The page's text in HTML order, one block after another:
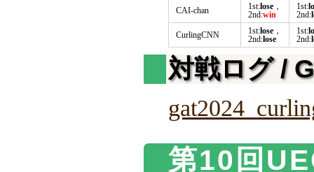
CAI-chan 1st:lose ，
2nd:win
1st:
2nd:
CurlingCNN 1st:lose ，
2nd:lose
1st:
2nd:
対戦ログ /
第10回